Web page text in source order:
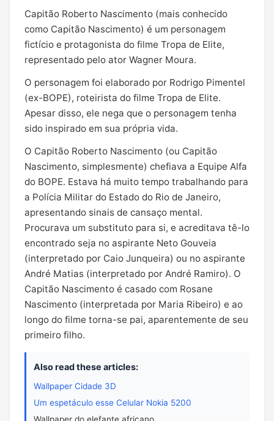
Capitão Roberto Nascimento (mais conhecido
como Capitão Nascimento) é um personagem
fictício e protagonista do filme Tropa de Elite,
representado pelo ator Wagner Moura.
O personagem foi elaborado por Rodrigo Pimentel
(ex-BOPE), roteirista do filme Tropa de Elite.
Apesar disso, ele nega que o personagem tenha
sido inspirado em sua própria vida.
O Capitão Roberto Nascimento (ou Capitão
Nascimento, simplesmente) chefiava a Equipe Alfa
do BOPE. Estava há muito tempo trabalhando para
a Polícia Militar do Estado do Rio de Janeiro,
apresentando sinais de cansaço mental.
Procurava um substituto para si, e acreditava tê-lo
encontrado seja no aspirante Neto Gouveia
(interpretado por Caio Junqueira) ou no aspirante
André Matias (interpretado por André Ramiro). O
Capitão Nascimento é casado com Rosane
Nascimento (interpretada por Maria Ribeiro) e ao
longo do filme torna-se pai, aparentemente de seu
primeiro filho.
Also read these articles:
Wallpaper Cidade 3D
Um espetáculo esse Celular Nokia 5200